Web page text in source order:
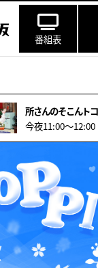
番組表
今夜11:00〜12:00